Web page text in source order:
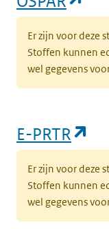
Er zijn voor deze
Stoffen kunnen
wel gegevens
E-PRTR
Er zijn voor deze
Stoffen kunnen
wel gegevens